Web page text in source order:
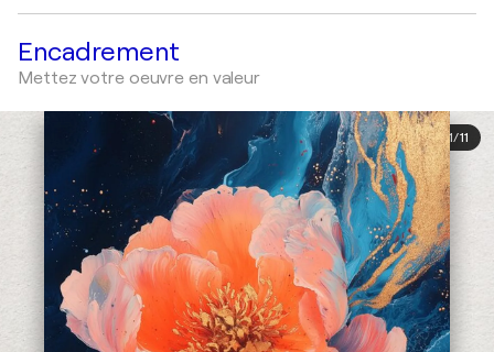
Encadrement
Mettez votre oeuvre en valeur
1/11